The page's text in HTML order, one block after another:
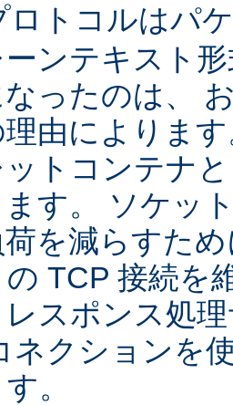
ロトコルはパ
ンテキスト
なったのは、
由によりま
トコンテナ
す。 ソケッ
を減らすた
TCP 接続を
スポンス処
ネクションを
。